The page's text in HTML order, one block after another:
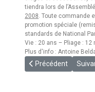
tiendra lors de
2008. Toute commande
promotion spéciale
standards de National
Vie : 20 ans – Pliage : 12
Plus d'info : Antoine
Article précédent :
Précédent